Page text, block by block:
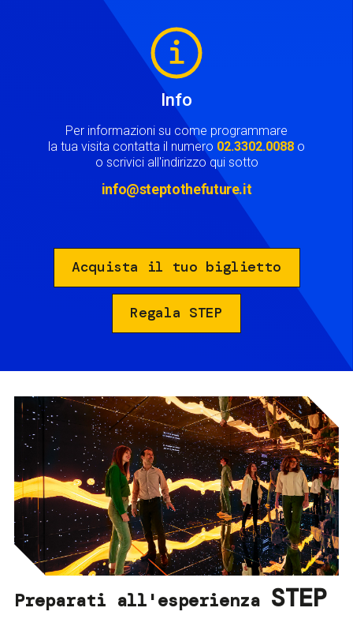
Info
Per informazioni su come programmare
la tua visita contatta il numero 02.3302.0088 o
o scrivici all'indirizzo qui sotto
info@steptothefuture.it
Acquista il tuo biglietto
Regala STEP
Preparati all'esperienza STEP